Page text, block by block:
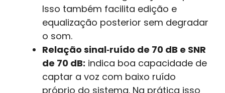
Isso também facilita edição e
equalização posterior sem degradar
o som.
Relação sinal‑ruído de 70 dB e SNR
de 70 dB: indica boa capacidade de
captar a voz com baixo ruído
próprio do sistema. Na prática isso